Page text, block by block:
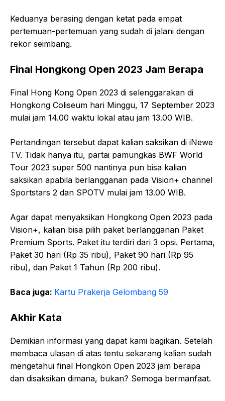
Keduanya berasing dengan ketat pada empat
pertemuan-pertemuan yang sudah di jalani dengan
rekor seimbang.
Final Hongkong Open 2023 Jam Berapa
Final Hong Kong Open 2023 di selenggarakan di
Hongkong Coliseum hari Minggu, 17 September 2023
mulai jam 14.00 waktu lokal atau jam 13.00 WIB.
Pertandingan tersebut dapat kalian saksikan di iNewe
TV. Tidak hanya itu, partai pamungkas BWF World
Tour 2023 super 500 nantinya pun bisa kalian
saksikan apabila berlangganan pada Vision+ channel
Sportstars 2 dan SPOTV mulai jam 13.00 WIB.
Agar dapat menyaksikan Hongkong Open 2023 pada
Vision+, kalian bisa pilih paket berlangganan Paket
Premium Sports. Paket itu terdiri dari 3 opsi. Pertama,
Paket 30 hari (Rp 35 ribu), Paket 90 hari (Rp 95
ribu), dan Paket 1 Tahun (Rp 200 ribu).
Baca juga: Kartu Prakerja Gelombang 59
Akhir Kata
Demikian informasi yang dapat kami bagikan. Setelah
membaca ulasan di atas tentu sekarang kalian sudah
mengetahui final Hongkon Open 2023 jam berapa
dan disaksikan dimana, bukan? Semoga bermanfaat.